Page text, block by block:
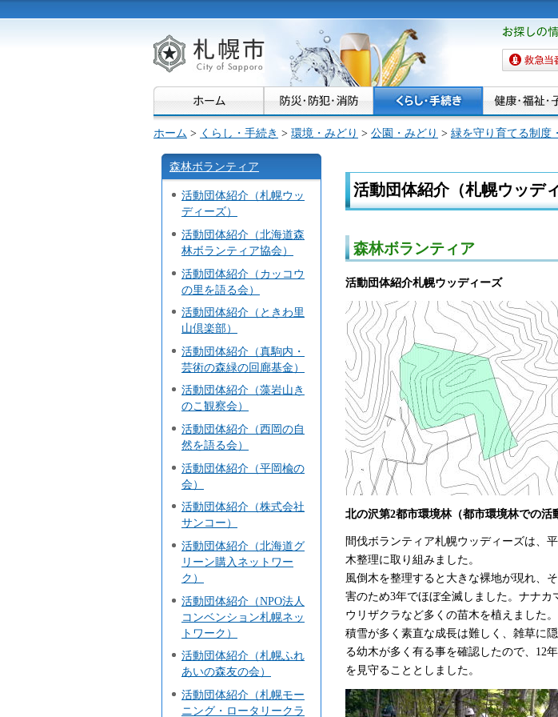
札幌市
お探しの
か。
救急当番医
ホーム > くらし・手続き > 環境・みどり > 公園・みどり > 緑を守り育てる制度
森林ボランティア
活動団体紹介（札幌ウッ
ディーズ）
活動団体紹介（北海道森
林ボランティア協会）
活動団体紹介（カッコウ
の里を語る会）
活動団体紹介（ときわ里
山倶楽部）
活動団体紹介（真駒内・
芸術の森緑の回廊基金）
活動団体紹介（藻岩山き
のこ観察会）
活動団体紹介（西岡の自
然を語る会）
活動団体紹介（平岡楡の
会）
活動団体紹介（株式会社
サンコー）
活動団体紹介（北海道グ
リーン購入ネットワー
ク）
活動団体紹介（NPO法人
コンベンション札幌ネッ
トワーク）
活動団体紹介（札幌ふれ
あいの森友の会）
活動団体紹介（札幌モー
ニング・ロータリークラ
活動団体紹介（札幌ウッディ
森林ボランティア
活動団体紹介札幌ウッディーズ
北の沢第2都市環境林（都市環境林での活
間伐ボランティア札幌ウッディーズは、
木整理に取り組みました。
風倒木を整理すると大きな裸地が現れ、
害のため3年でほぼ全滅しました。ナナ
ウリザクラなど多くの苗木を植えました。
積雪が多く素直な成長は難しく、雑草に
る幼木が多く有る事を確認したので、12
を見守ることとしました。